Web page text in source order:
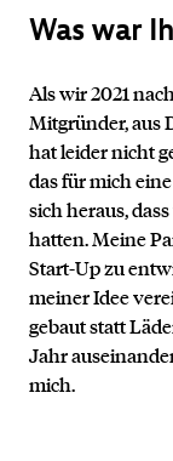
Was war
Als wir 2021
Mitgründer, aus
hat leider nicht
das für mich
sich heraus,
hatten. Meine
Start-Up zu
meiner Idee
gebaut statt
Jahr
mich.